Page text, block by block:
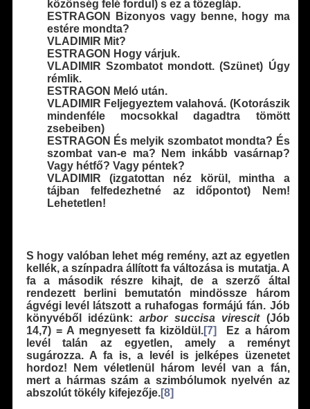
közönség felé fordul) s ez a tőzegláp.
ESTRAGON Bizonyos vagy benne, hogy ma
estére mondta?
VLADIMIR Mit?
ESTRAGON Hogy várjuk.
VLADIMIR Szombatot mondott. (Szünet) Úgy
rémlik.
ESTRAGON Meló után.
VLADIMIR Feljegyeztem valahová. (Kotorászik
mindenféle mocsokkal dagadtra tömött
zsebeiben)
ESTRAGON És melyik szombatot mondta? És
szombat van-e ma? Nem inkább vasárnap?
Vagy hétfő? Vagy péntek?
VLADIMIR (izgatottan néz körül, mintha a
tájban felfedezhetné az időpontot) Nem!
Lehetetlen!
S hogy valóban lehet még remény, azt az egyetlen
kellék, a színpadra állított fa változása is mutatja. A
fa a második részre kihajt, de a szerző által
rendezett berlini bemutatón mindössze három
ágvégi levél látszott a ruhafogas formájú fán. Jób
könyvéből idézünk:arbor succisa virescit(Jób
14,7) = A megnyesett fa kizöldül.[7]
Ez a három
levél talán az egyetlen, amely a reményt
sugározza. A fa is, a levél is jelképes üzenetet
hordoz! Nem véletlenül három levél van a fán,
mert a hármas szám a szimbólumok nyelvén az
abszolút tökély kifejezője.[8]